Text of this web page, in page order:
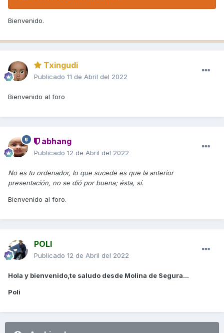
Bienvenido.
Txingudi
Publicado 11 de Abril del 2022
Bienvenido al foro
abhang
Publicado 12 de Abril del 2022
No es tu ordenador, lo que sucede es que la anterior
presentación, no se dió por buena; ésta, sí.
Bienvenido al foro.
POLI
Publicado 12 de Abril del 2022
Hola y bienvenido,te saludo desde Molina de Segura...
Poli